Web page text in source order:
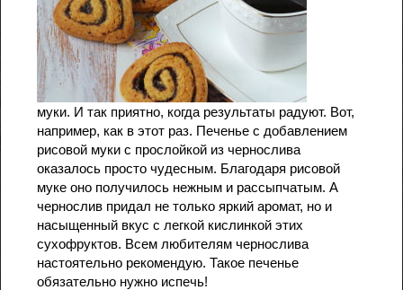
муки. И так приятно, когда результаты радуют. Вот,
например, как в этот раз. Печенье с добавлением
рисовой муки с прослойкой из чернослива
оказалось просто чудесным. Благодаря рисовой
муке оно получилось нежным и рассыпчатым. А
чернослив придал не только яркий аромат, но и
насыщенный вкус с легкой кислинкой этих
сухофруктов. Всем любителям чернослива
настоятельно рекомендую. Такое печенье
обязательно нужно испечь!